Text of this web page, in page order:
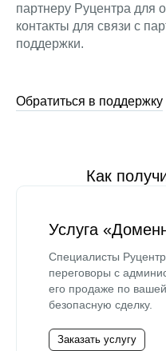
партнеру Руцентра для
контакты для связи с
поддержки.
Обратиться в поддержку
Как
Услуга
Специалисты
переговоры с
его продаже по
безопасную сделку.
Заказать услугу